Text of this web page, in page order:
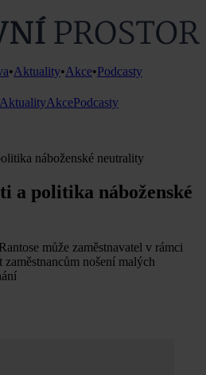
•Aktuality•Akce•Podcasty
AktualityAkcePodcasty
náboženské neutrality
a politika náboženské
může zaměstnavatel v rámci
nošení malých